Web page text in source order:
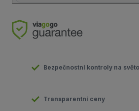
Bezpečnostní kontroly na
Transparentní ceny